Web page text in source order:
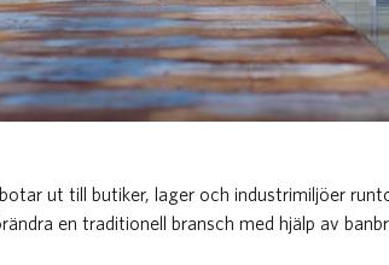
ut till butiker, lager och industrimiljöer
en traditionell bransch med hjälp av